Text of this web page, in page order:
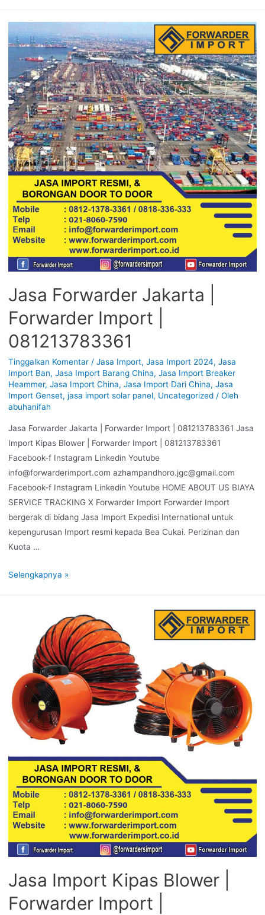
Jasa Forwarder Jakarta |
Forwarder Import |
081213783361
Tinggalkan Komentar / Jasa Import, Jasa Import 2024, Jasa
Import Ban, Jasa Import Barang China, Jasa Import Breaker
Heammer, Jasa Import China, Jasa Import Dari China, Jasa
Import Genset, jasa import solar panel, Uncategorized/ Oleh
abuhanifah
Jasa Forwarder Jakarta | Forwarder Import | 081213783361 Jasa
Import Kipas Blower | Forwarder Import | 081213783361
Facebook-f Instagram Linkedin Youtube
info@forwarderimport.com azhampandhoro.jgc@gmail.com
Facebook-f Instagram Linkedin Youtube HOME ABOUT US BIAYA
SERVICE TRACKING X Forwarder Import Forwarder Import
bergerak di bidang Jasa Import Expedisi International untuk
kepengurusan Import resmi kepada Bea Cukai. Perizinan dan
Kuota …
Selengkapnya »
Jasa Import Kipas Blower |
Forwarder Import |